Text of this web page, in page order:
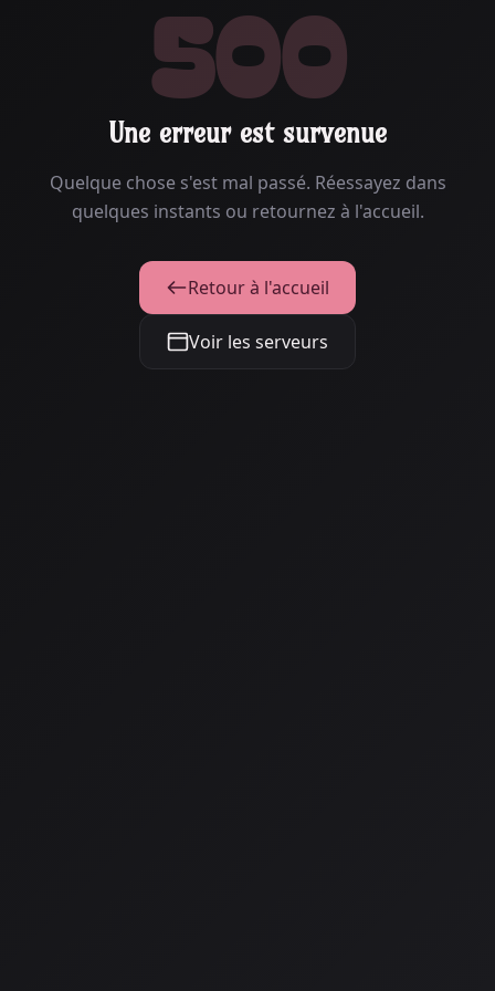
500
Une erreur est survenue
Quelque chose s'est mal passé. Réessayez dans
quelques instants ou retournez à l'accueil.
Retour à l'accueil
Voir les serveurs